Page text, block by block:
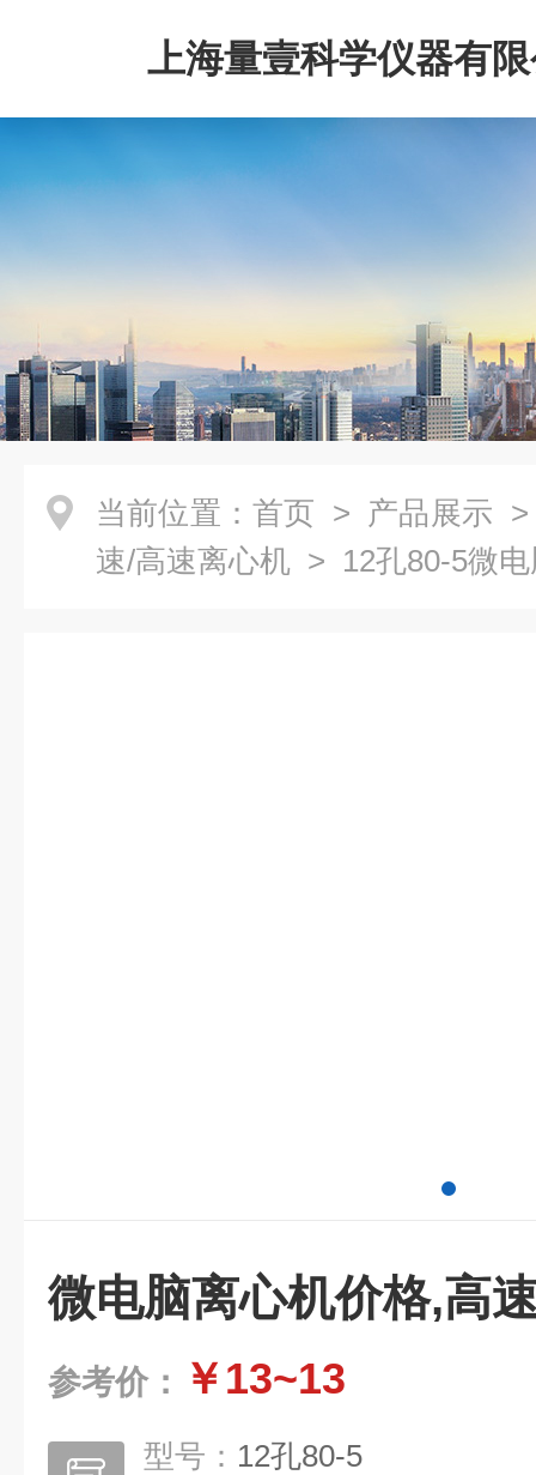
上海量壹科学仪器有
当前位置： 首页 > 产品展示
速/高速离心机 > 12孔80-5微
微电脑离心机价格,高
参考价： ￥13~13
型号： 12孔80-5